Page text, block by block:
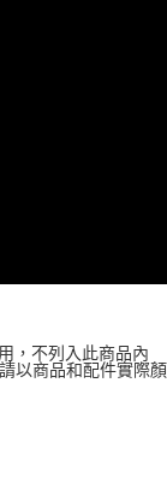
，不列入此商品內
以商品和配件實際顏